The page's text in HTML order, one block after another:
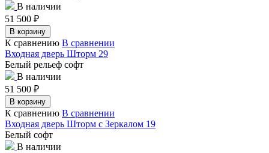
В наличии
51 500 ₽
В корзину
К сравнению В сравнении
Входная дверь Шторм 29
Белый рельеф софт
В наличии
51 500 ₽
В корзину
К сравнению В сравнении
Входная дверь Шторм с Зеркалом 19
Белый софт
В наличии